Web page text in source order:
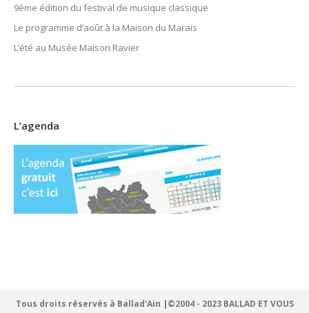
9ème édition du festival de musique classique
Le programme d’août à la Maison du Marais
L’été au Musée Maison Ravier
L’agenda
Tous droits réservés à Ballad'Ain |©2004 - 2023 BALLAD ET VOUS